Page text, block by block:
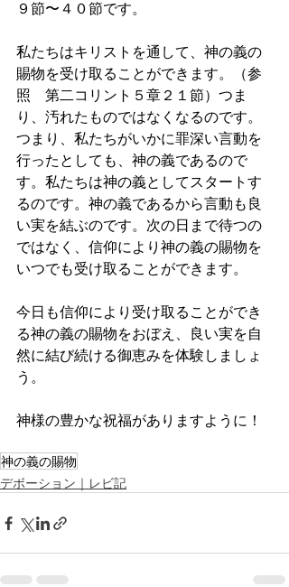
９節〜４０節です。
私たちはキリストを通して、神の義の
賜物を受け取ることができます。（参
照　第二コリント５章２１節）つま
り、汚れたものではなくなるのです。
つまり、私たちがいかに罪深い言動を
行ったとしても、神の義であるので
す。私たちは神の義としてスタートす
るのです。神の義であるから言動も良
い実を結ぶのです。次の日まで待つの
ではなく、信仰により神の義の賜物を
いつでも受け取ることができます。
今日も信仰により受け取ることができ
る神の義の賜物をおぼえ、良い実を自
然に結び続ける御恵みを体験しましょ
う。
神様の豊かな祝福がありますように！
神の義の賜物
デボーション｜レビ記